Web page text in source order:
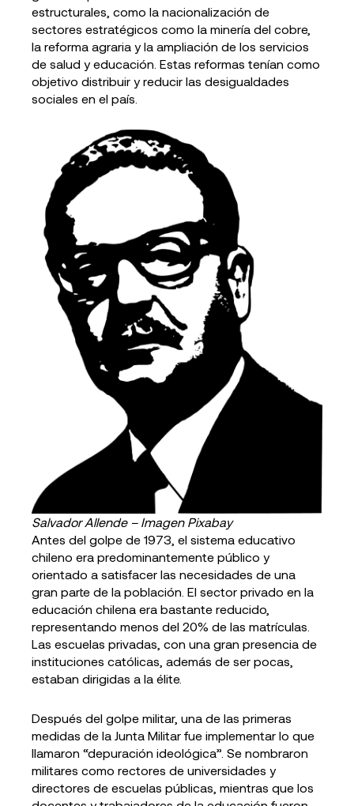
estructurales, como la nacionalización de
sectores estratégicos como la minería del cobre,
la reforma agraria y la ampliación de los servicios
de salud y educación. Estas reformas tenían como
objetivo distribuir y reducir las desigualdades
sociales en el país.
Salvador Allende – Imagen Pixabay
Antes del golpe de 1973, el sistema educativo
chileno era predominantemente público y
orientado a satisfacer las necesidades de una
gran parte de la población. El sector privado en la
educación chilena era bastante reducido,
representando menos del 20% de las matrículas.
Las escuelas privadas, con una gran presencia de
instituciones católicas, además de ser pocas,
estaban dirigidas a la élite.
Después del golpe militar, una de las primeras
medidas de la Junta Militar fue implementar lo que
llamaron “depuración ideológica”. Se nombraron
militares como rectores de universidades y
directores de escuelas públicas, mientras que los